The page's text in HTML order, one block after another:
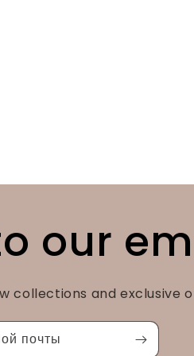
our
collections and exclusive
почты